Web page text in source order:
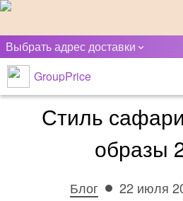
Выбрать адрес доставки
GroupPrice
Стиль
образы
Блог 22 июля